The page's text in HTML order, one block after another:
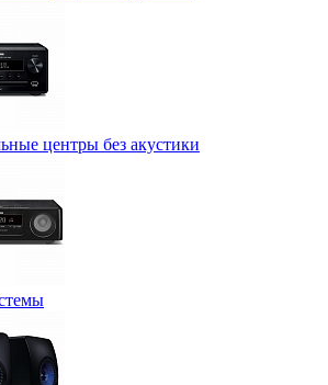
центры без акустики